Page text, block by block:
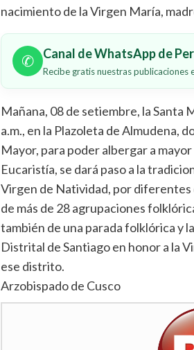
nacimiento de la Virgen María,
✆ Canal de WhatsApp de
Recibe gratis nuestras publicaciones
Mañana, 08 de setiembre, la Santa
a.m., en la Plazoleta de Almudena,
Mayor, para poder albergar a
Eucaristía, se dará paso a la
Virgen de Natividad, por diferentes
de más de 28 agrupaciones
también de una parada folklórica y
Distrital de Santiago en honor a la
ese distrito.
Arzobispado de Cusco